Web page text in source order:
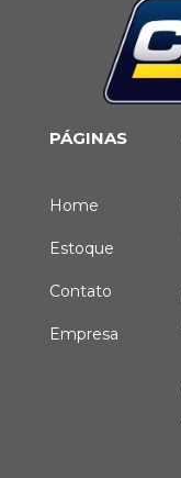
PÁGINAS
Home
Estoque
Contato
Empresa